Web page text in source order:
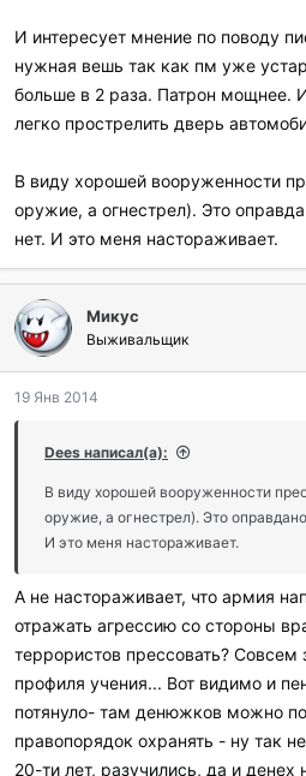
И интересует мнение по поводу
нужная вешь так как пм уже
больше в 2 раза. Патрон мощнее.
легко прострелить дверь
В виду хорошей вооруженности
оружие, а огнестрел). Это
нет. И это меня настораживает.
Микус
Выживальщик
19 Янв 2014
Dees написал(а):
В виду хорошей вооруженности
оружие, а огнестрел). Это
И это меня настораживает.
А не настораживает, что армия
отражать агрессию со стороны
террористов прессовать? Совсем
профиля учения... Вот видимо и
потянуло- там денюжков можно
правопорядок охранять - ну так
20-ти лет, разучились, да и денех